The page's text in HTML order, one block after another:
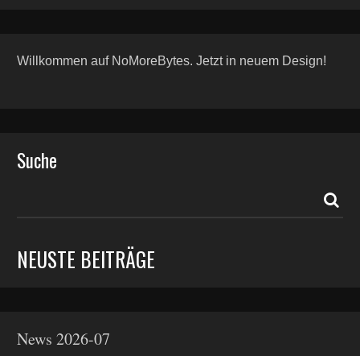
Willkommen auf NoMoreBytes. Jetzt in neuem Design!
Suche
NEUSTE BEITRÄGE
News 2026-07